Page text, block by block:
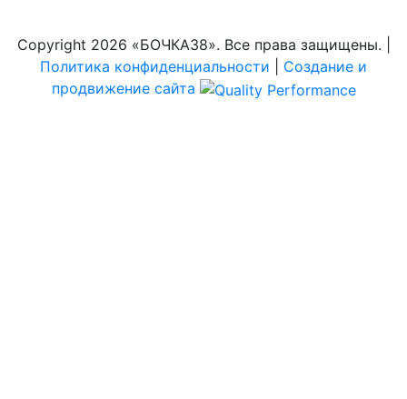
Copyright 2026 «БОЧКА38». Все права защищены. |
Политика конфиденциальности
Создание и
продвижение сайта